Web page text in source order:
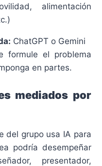
alimentación
ChatGPT o Gemini
formule el problema
en partes.
mediados por
del grupo usa IA para
podría desempeñar
presentador,